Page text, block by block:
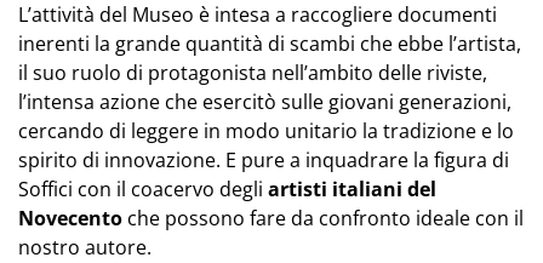
L’attività del Museo è intesa a raccogliere documenti
inerenti la grande quantità di scambi che ebbe l’artista,
il suo ruolo di protagonista nell’ambito delle riviste,
l’intensa azione che esercitò sulle giovani generazioni,
cercando di leggere in modo unitario la tradizione e lo
spirito di innovazione. E pure a inquadrare la figura di
Soffici con il coacervo degli artisti italiani del
Novecento che possono fare da confronto ideale con il
nostro autore.